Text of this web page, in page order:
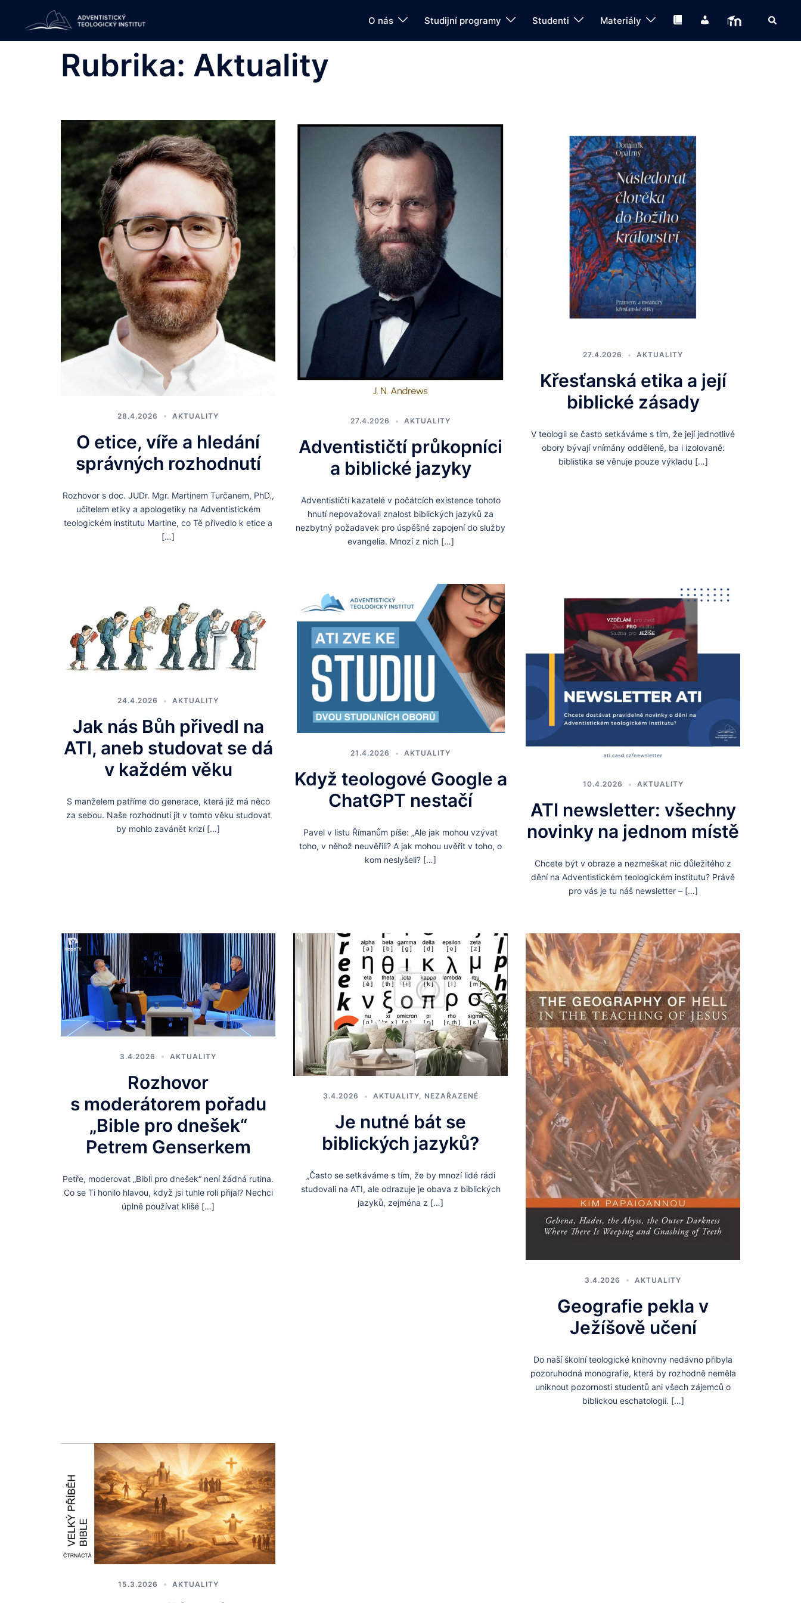
O nás Studijní programy Studenti Materiály Knihovna MoodleSearch
Rubrika: Aktuality
28.4.2026 AKTUALITY
O etice, víře a hledání
správných rozhodnutí
Rozhovor s doc. JUDr. Mgr. Martinem Turčanem, PhD.,
učitelem etiky a apologetiky na Adventistickém
teologickém institutu Martine, co Tě přivedlo k etice a
[…]
27.4.2026 AKTUALITY
Adventističtí průkopníci
a biblické jazyky
Adventističtí kazatelé v počátcích existence tohoto
hnutí nepovažovali znalost biblických jazyků za
nezbytný požadavek pro úspěšné zapojení do služby
evangelia. Mnozí z nich […]
27.4.2026 AKTUALITY
Křesťanská etika a její
biblické zásady
V teologii se často setkáváme s tím, že její jednotlivé
obory bývají vnímány odděleně, ba i izolovaně:
biblistika se věnuje pouze výkladu […]
24.4.2026 AKTUALITY
Jak nás Bůh přivedl na
ATI, aneb studovat se dá
v každém věku
S manželem patříme do generace, která již má něco
za sebou. Naše rozhodnutí jít v tomto věku studovat
by mohlo zavánět krizí […]
21.4.2026 AKTUALITY
Když teologové Google a
ChatGPT nestačí
Pavel v listu Římanům píše: „Ale jak mohou vzývat
toho, v něhož neuvěřili? A jak mohou uvěřit v toho, o
kom neslyšeli? […]
10.4.2026 AKTUALITY
ATI newsletter: všechny
novinky na jednom místě
Chcete být v obraze a nezmeškat nic důležitého z
dění na Adventistickém teologickém institutu? Právě
pro vás je tu náš newsletter – […]
3.4.2026 AKTUALITY
Rozhovor
s moderátorem pořadu
„Bible pro dnešek“
Petrem Genserkem
Petře, moderovat „Bibli pro dnešek“ není žádná rutina.
Co se Ti honilo hlavou, když jsi tuhle roli přijal? Nechci
úplně používat klišé […]
3.4.2026 AKTUALITY, NEZAŘAZENÉ
Je nutné bát se
biblických jazyků?
„Často se setkáváme s tím, že by mnozí lidé rádi
studovali na ATI, ale odrazuje je obava z biblických
jazyků, zejména z […]
3.4.2026 AKTUALITY
Geografie pekla v
Ježíšově učení
Do naší školní teologické knihovny nedávno přibyla
pozoruhodná monografie, která by rozhodně neměla
uniknout pozornosti studentů ani všech zájemců o
biblickou eschatologii. […]
15.3.2026 AKTUALITY